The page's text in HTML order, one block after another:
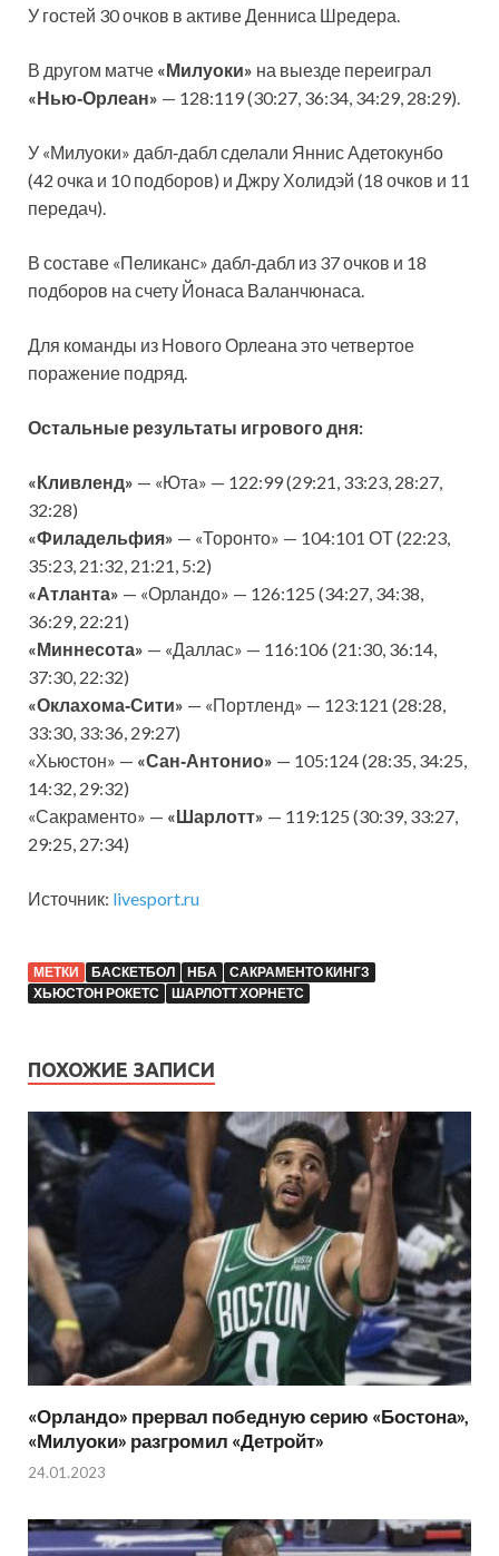
У гостей 30 очков в активе Денниса Шредера.
В другом матче «Милуоки» на выезде переиграл
«Нью‑Орлеан» — 128:119 (30:27, 36:34, 34:29, 28:29).
У «Милуоки» дабл‑дабл сделали Яннис Адетокунбо
(42 очка и 10 подборов) и Джру Холидэй (18 очков и 11
передач).
В составе «Пеликанс» дабл‑дабл из 37 очков и 18
подборов на счету Йонаса Валанчюнаса.
Для команды из Нового Орлеана это четвертое
поражение подряд.
Остальные результаты игрового дня:
«Кливленд» — «Юта» — 122:99 (29:21, 33:23, 28:27,
32:28)
«Филадельфия» — «Торонто» — 104:101 ОТ (22:23,
35:23, 21:32, 21:21, 5:2)
«Атланта» — «Орландо» — 126:125 (34:27, 34:38,
36:29, 22:21)
«Миннесота» — «Даллас» — 116:106 (21:30, 36:14,
37:30, 22:32)
«Оклахома‑Сити» — «Портленд» — 123:121 (28:28,
33:30, 33:36, 29:27)
«Хьюстон» — «Сан‑Антонио» — 105:124 (28:35, 34:25,
14:32, 29:32)
«Сакраменто» — «Шарлотт» — 119:125 (30:39, 33:27,
29:25, 27:34)
Источник: livesport.ru
МЕТКИ БАСКЕТБОЛ НБА
САКРАМЕНТО КИНГЗ
ХЬЮСТОН РОКЕТС
ШАРЛОТТ ХОРНЕТС
ПОХОЖИЕ ЗАПИСИ
«Орландо» прервал победную серию «Бостона»,
«Милуоки» разгромил «Детройт»
24.01.2023